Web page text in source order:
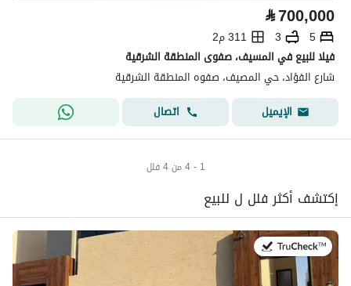
⃁700,000
5
3
311 م2
فيلا للبيع في المسيف، صفوى المنطقة الشرقية
شارع الفؤاد، حي المصيف، صفوه المنطقة الشرقية
الإيميل
اتصال
1 - 4 من 4 فلل
إكتشف أكثر فلل ل للبيع
في:9 يوليو 2026